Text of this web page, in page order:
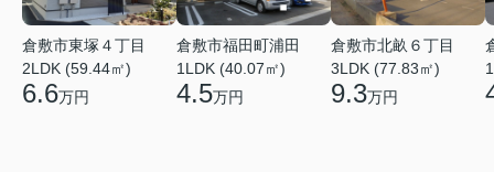
倉敷市東塚４丁目
2LDK (59.44㎡)
6.6万円
倉敷市福田町浦田
1LDK (40.07㎡)
4.5万円
倉敷市北畝６丁目
3LDK (77.83㎡)
9.3万円